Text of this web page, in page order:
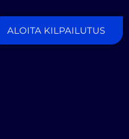
ALOITA KILPAILUTUS